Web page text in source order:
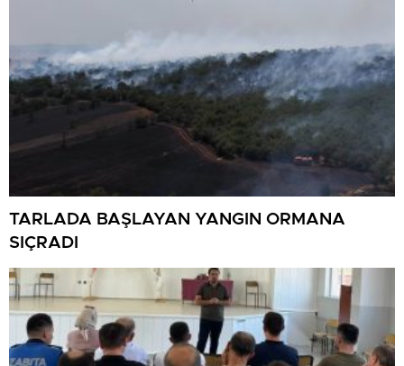
TARLADA BAŞLAYAN YANGIN ORMANA
SIÇRADI